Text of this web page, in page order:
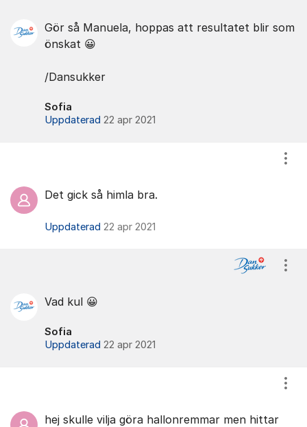
Gör så Manuela, hoppas att resultatet blir som
önskat 😀
/Dansukker
Sofia
Uppdaterad 22 apr 2021
Det gick så himla bra.
Uppdaterad 22 apr 2021
Vad kul 😀
Sofia
Uppdaterad 22 apr 2021
hej skulle vilja göra hallonremmar men hittar